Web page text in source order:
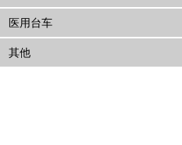
医用台车
其他